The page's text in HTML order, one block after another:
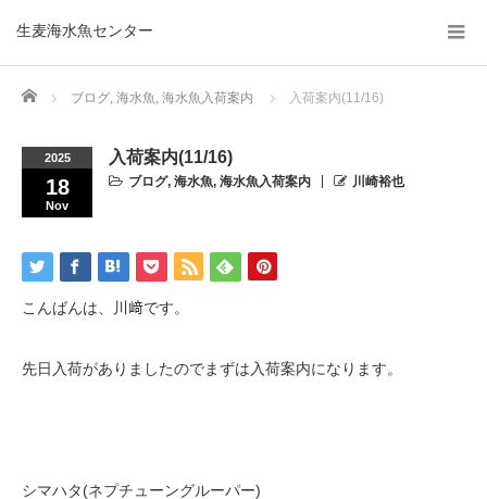
生麦海水魚センター
Home ブログ, 海水魚, 海水魚入荷案内 入荷案内(11/16)
2025
18
Nov
入荷案内(11/16)
ブログ, 海水魚, 海水魚入荷案内 川崎裕也
こんばんは、川﨑です。
先日入荷がありましたのでまずは入荷案内になります。
シマハタ(ネプチューングルーパー)